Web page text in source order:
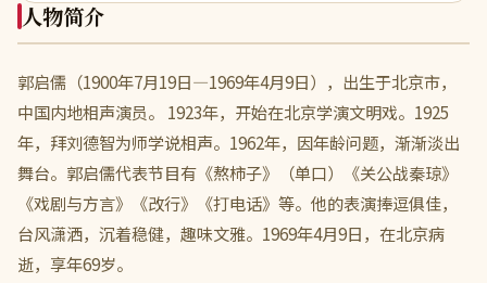
人物简介
郭启儒（1900年7月19日—1969年4月9日），出生于北京市，
中国内地相声演员。 1923年，开始在北京学演文明戏。1925
年，拜刘德智为师学说相声。1962年，因年龄问题，渐渐淡出
舞台。郭启儒代表节目有《熬柿子》（单口）《关公战秦琼》
《戏剧与方言》《改行》《打电话》等。他的表演捧逗俱佳，
台风潇洒，沉着稳健，趣味文雅。1969年4月9日，在北京病
逝，享年69岁。